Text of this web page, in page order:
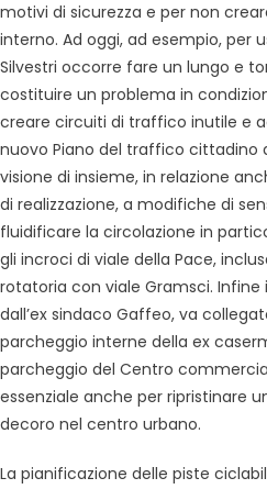
motivi di sicurezza e per non
interno. Ad oggi, ad esempio, per
Silvestri occorre fare un lungo e
costituire un problema in
creare circuiti di traffico inutile e
nuovo Piano del traffico cittadino
visione di insieme, in relazione
di realizzazione, a modifiche di
fluidificare la circolazione in
gli incroci di viale della Pace,
rotatoria con viale Gramsci.
dall’ex sindaco Gaffeo, va
parcheggio interne della ex
parcheggio del Centro
essenziale anche per ripristinare
decoro nel centro urbano.
La pianificazione delle piste